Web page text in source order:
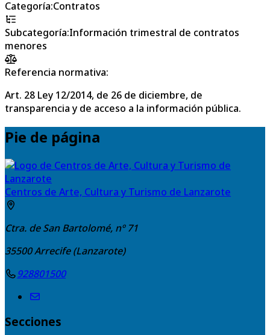
Categoría:Contratos
Subcategoría:Información trimestral de contratos
menores
Referencia normativa:
Art. 28 Ley 12/2014, de 26 de diciembre, de
transparencia y de acceso a la información pública.
Pie de página
Centros de Arte, Cultura y Turismo de Lanzarote
Ctra. de San Bartolomé, nº 71
35500Arrecife (Lanzarote)
928801500
Secciones